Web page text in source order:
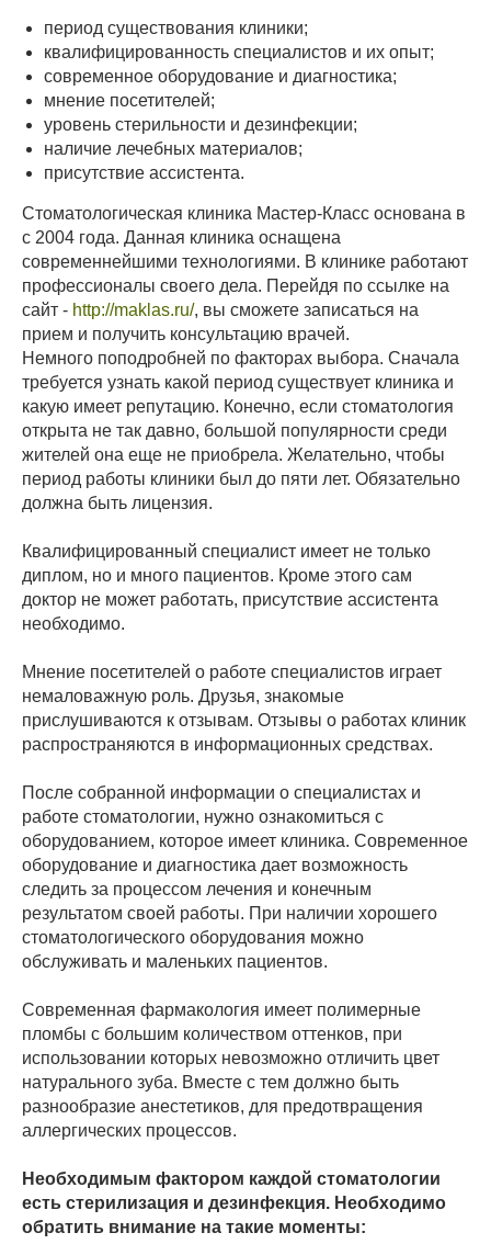
период существования клиники;
квалифицированность специалистов и их опыт;
современное оборудование и диагностика;
мнение посетителей;
уровень стерильности и дезинфекции;
наличие лечебных материалов;
присутствие ассистента.
Стоматологическая клиника Мастер-Класс основана в
с 2004 года. Данная клиника оснащена
современнейшими технологиями. В клинике работают
профессионалы своего дела. Перейдя по ссылке на
сайт - http://maklas.ru/, вы сможете записаться на
прием и получить консультацию врачей.
Немного поподробней по факторах выбора. Сначала
требуется узнать какой период существует клиника и
какую имеет репутацию. Конечно, если стоматология
открыта не так давно, большой популярности среди
жителей она еще не приобрела. Желательно, чтобы
период работы клиники был до пяти лет. Обязательно
должна быть лицензия.
Квалифицированный специалист имеет не только
диплом, но и много пациентов. Кроме этого сам
доктор не может работать, присутствие ассистента
необходимо.
Мнение посетителей о работе специалистов играет
немаловажную роль. Друзья, знакомые
прислушиваются к отзывам. Отзывы о работах клиник
распространяются в информационных средствах.
После собранной информации о специалистах и
работе стоматологии, нужно ознакомиться с
оборудованием, которое имеет клиника. Современное
оборудование и диагностика дает возможность
следить за процессом лечения и конечным
результатом своей работы. При наличии хорошего
стоматологического оборудования можно
обслуживать и маленьких пациентов.
Современная фармакология имеет полимерные
пломбы с большим количеством оттенков, при
использовании которых невозможно отличить цвет
натурального зуба. Вместе с тем должно быть
разнообразие анестетиков, для предотвращения
аллергических процессов.
Необходимым фактором каждой стоматологии
есть стерилизация и дезинфекция. Необходимо
обратить внимание на такие моменты: